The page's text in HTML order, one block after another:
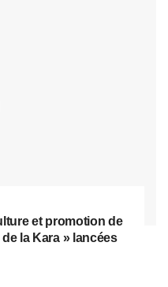
et promotion de
la Kara » lancées